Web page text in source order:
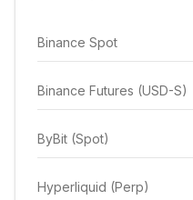
Binance Spot
Binance Futures (USD-S)
ByBit (Spot)
Hyperliquid (Perp)